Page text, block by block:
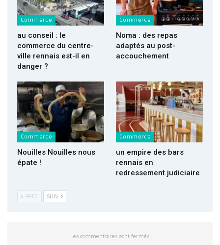
Commerce
au conseil : le
commerce du centre-
ville rennais est-il en
danger ?
Commerce
Noma : des repas
adaptés au post-
accouchement
Commerce
Nouilles Nouilles nous
épate !
Commerce
un empire des bars
rennais en
redressement judiciaire
PREC SUIV
Les commentaires sont fermés.